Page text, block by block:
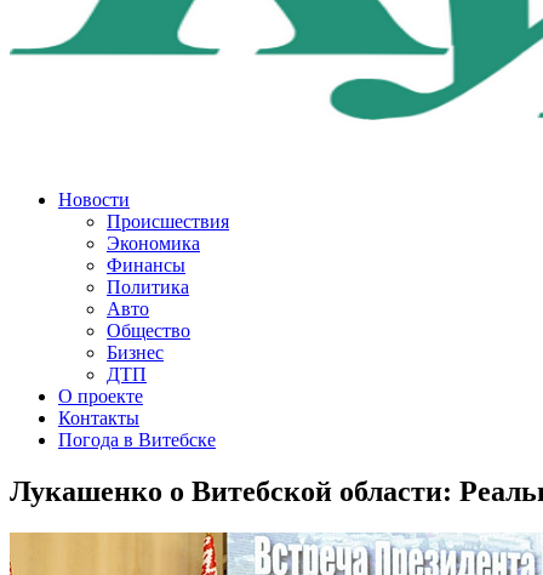
Новости
Происшествия
Экономика
Финансы
Политика
Авто
Общество
Бизнес
ДТП
О проекте
Контакты
Погода в Витебске
Лукашенко о Витебской области: